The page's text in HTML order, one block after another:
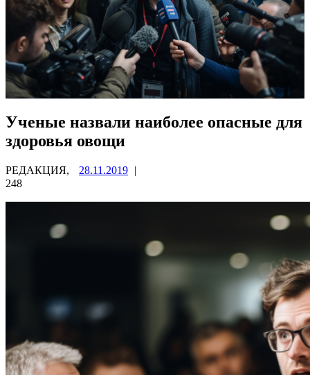
Ученые назвали наиболее опасные для
здоровья овощи
РЕДАКЦИЯ, 28.11.2019 |
248